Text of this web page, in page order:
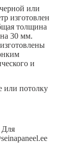
или
изготовлен
толщина
30 мм.
и
или потолку
Для